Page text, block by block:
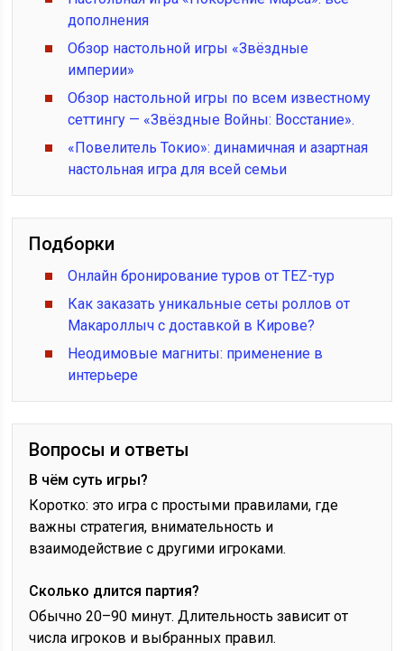
дополнения
Обзор настольной игры «Звёздные
империи»
Обзор настольной игры по всем известному
сеттингу — «Звёздные Войны: Восстание».
«Повелитель Токио»: динамичная и азартная
настольная игра для всей семьи
Подборки
Онлайн бронирование туров от TEZ-тур
Как заказать уникальные сеты роллов от
Макароллыч с доставкой в Кирове?
Неодимовые магниты: применение в
интерьере
Вопросы и ответы
В чём суть игры?
Коротко: это игра с простыми правилами, где
важны стратегия, внимательность и
взаимодействие с другими игроками.
Сколько длится партия?
Обычно 20–90 минут. Длительность зависит от
числа игроков и выбранных правил.